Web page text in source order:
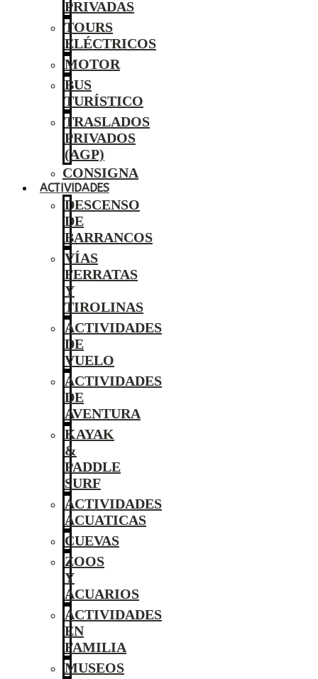
PRIVADAS
TOURS
ELÉCTRICOS
MOTOR
BUS
TURÍSTICO
TRASLADOS
PRIVADOS
(AGP)
CONSIGNA
ACTIVIDADES
DESCENSO
DE
BARRANCOS
VÍAS
FERRATAS
Y
TIROLINAS
ACTIVIDADES
DE
VUELO
ACTIVIDADES
DE
AVENTURA
KAYAK
&
PADDLE
SURF
ACTIVIDADES
ACUATICAS
CUEVAS
ZOOS
Y
ACUARIOS
ACTIVIDADES
EN
FAMILIA
MUSEOS